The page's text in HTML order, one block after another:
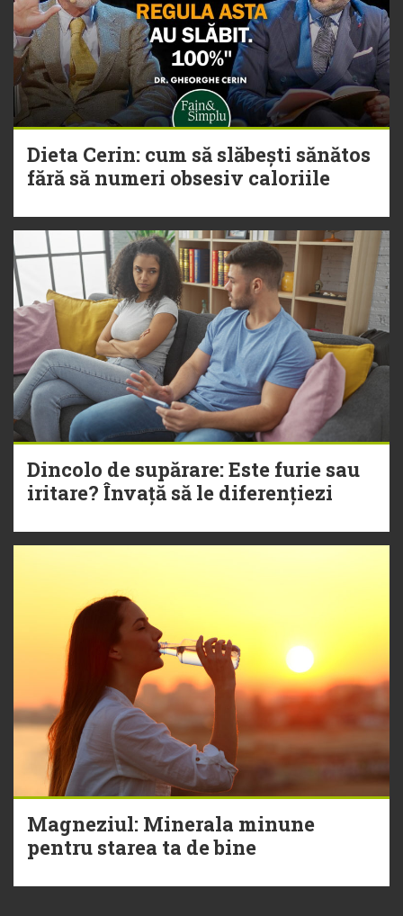
Dieta Cerin: cum să slăbești sănătos
fără să numeri obsesiv caloriile
Dincolo de supărare: Este furie sau
iritare? Învață să le diferențiezi
Magneziul: Minerala minune
pentru starea ta de bine